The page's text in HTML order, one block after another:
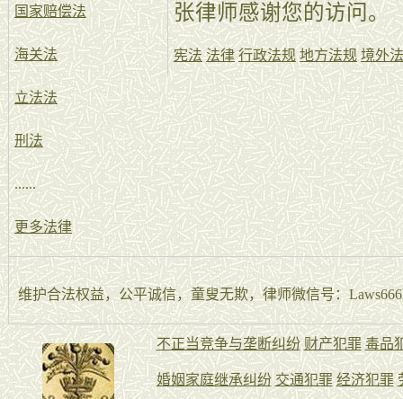
国家赔偿法
海关法
立法法
刑法
......
更多法律
张律师感谢您的访问。
宪法 法律 行政法规 地方法规 境外
维护合法权益，公平诚信，童叟无欺，律师微信号：